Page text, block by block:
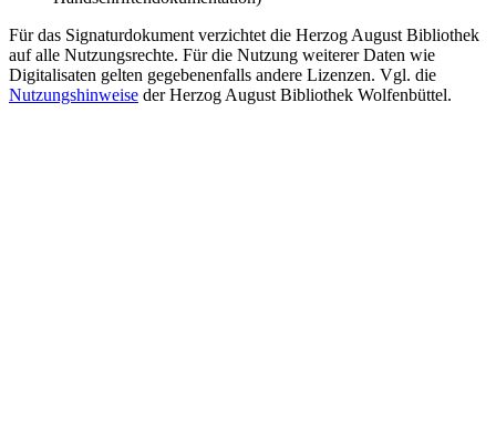
Für das Signaturdokument verzichtet die Herzog August Bibliothek
auf alle Nutzungsrechte. Für die Nutzung weiterer Daten wie
Digitalisaten gelten gegebenenfalls andere Lizenzen. Vgl. die
Nutzungshinweise der Herzog August Bibliothek Wolfenbüttel.